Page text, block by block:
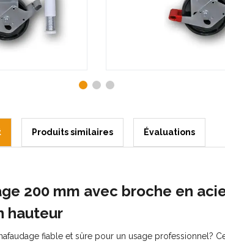
Produits similaires Évaluations
200 mm avec broche en
hauteur
fiable et sûre pour un usage professionnel?